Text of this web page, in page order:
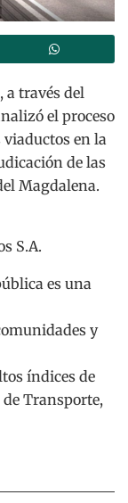
a través del
el proceso
en la
de las
Magdalena.
S.A.
es una
y
índices de
Transporte,